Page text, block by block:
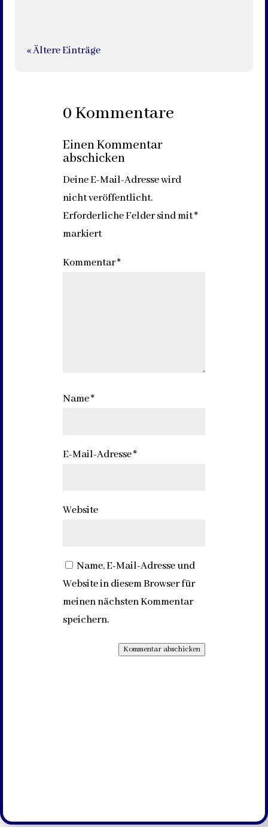
« Ältere Einträge
0 Kommentare
Einen Kommentar
abschicken
Deine E-Mail-Adresse wird
nicht veröffentlicht.
Erforderliche Felder sind mit*
markiert
Kommentar*
Name*
E-Mail-Adresse*
Website
Name, E-Mail-Adresse und
Website in diesem Browser für
meinen nächsten Kommentar
speichern.
Kommentar abschicken